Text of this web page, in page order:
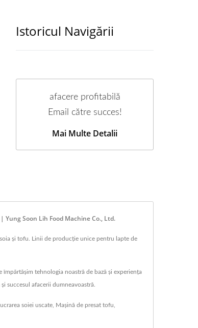
Istoricul Navigării
afacere profitabilă
Email către succes!
Mai Multe Detalii
Yung Soon Lih Food Machine Co., Ltd.
și tofu. Linii de producție unice pentru lapte de
tehnologia noastră de bază și experiența
succesul afacerii dumneavoastră.
soiei uscate Mașină de presat tofu